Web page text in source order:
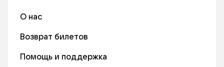
О нас
Возврат билетов
Помощь и поддержка